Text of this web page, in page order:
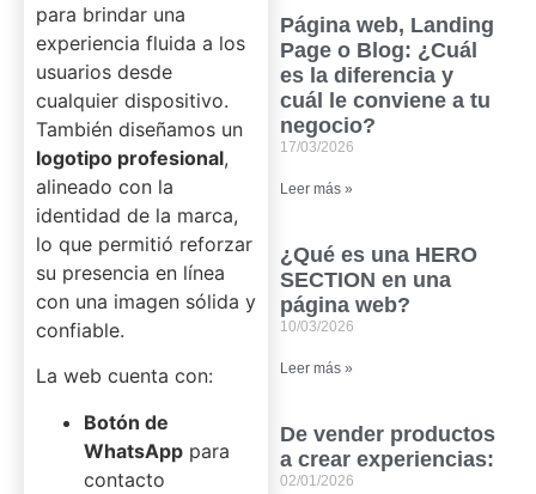
para brindar una
experiencia fluida a los
usuarios desde
cualquier dispositivo.
También diseñamos un
logotipo profesional,
alineado con la
identidad de la marca,
lo que permitió reforzar
su presencia en línea
con una imagen sólida y
confiable.
La web cuenta con:
Botón de
WhatsApp para
contacto
Página web, Landing
Page o Blog: ¿Cuál
es la diferencia y
cuál le conviene a tu
negocio?
17/03/2026
Leer más »
¿Qué es una HERO
SECTION en una
página web?
10/03/2026
Leer más »
De vender productos
a crear experiencias:
02/01/2026